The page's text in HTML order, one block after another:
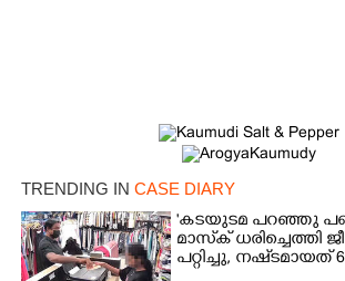
TRENDING IN CASE DIARY
'കടയുടമ പറഞ്ഞു
മാസ്‌ക് ധരിച്ചെത്തി
പറ്റിച്ചു, നഷ്‌ടമായത്